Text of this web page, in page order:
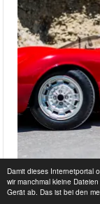
Damit dieses Internetportal
wir manchmal kleine
Gerät ab. Das ist bei den